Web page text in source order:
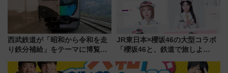
西武鉄道が「昭和から令和を走
り鉄分補給」をテーマに博覧会
14日から 新車両「トキイロ」体
JR東日本×櫻坂46の大型コラボ
「櫻坂46と、鉄道で旅しよ
潟・長野・庄内へ